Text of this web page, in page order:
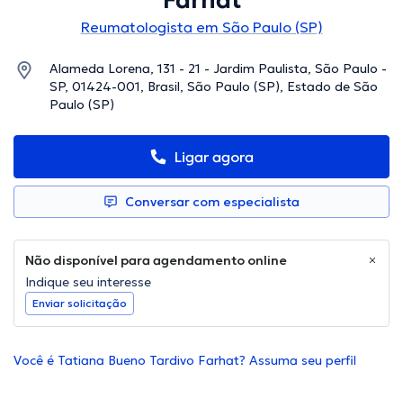
Reumatologista em São Paulo (SP)
Alameda Lorena, 131 - 21 - Jardim Paulista, São Paulo -
SP, 01424-001, Brasil, São Paulo (SP), Estado de São
Paulo (SP)
Ligar agora
Conversar com especialista
Não disponível para agendamento online
Indique seu interesse
Enviar solicitação
Você é Tatiana Bueno Tardivo Farhat? Assuma seu perfil